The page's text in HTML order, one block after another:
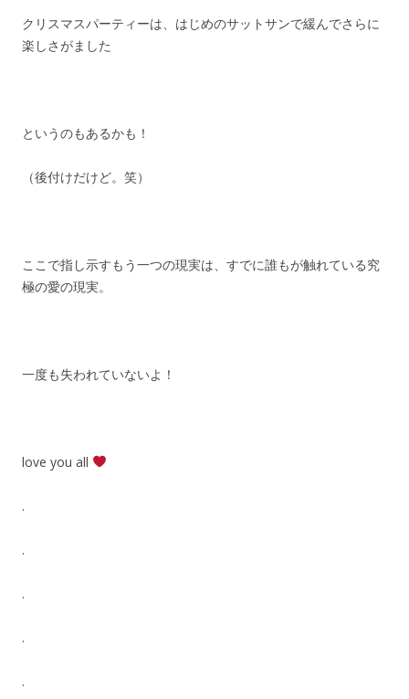
クリスマスパーティーは、はじめのサットサンで緩んでさらに
楽しさがました
というのもあるかも！
（後付けだけど。笑）
ここで指し示すもう一つの現実は、すでに誰もが触れている究
極の愛の現実。
一度も失われていないよ！
love you all
.
.
.
.
.